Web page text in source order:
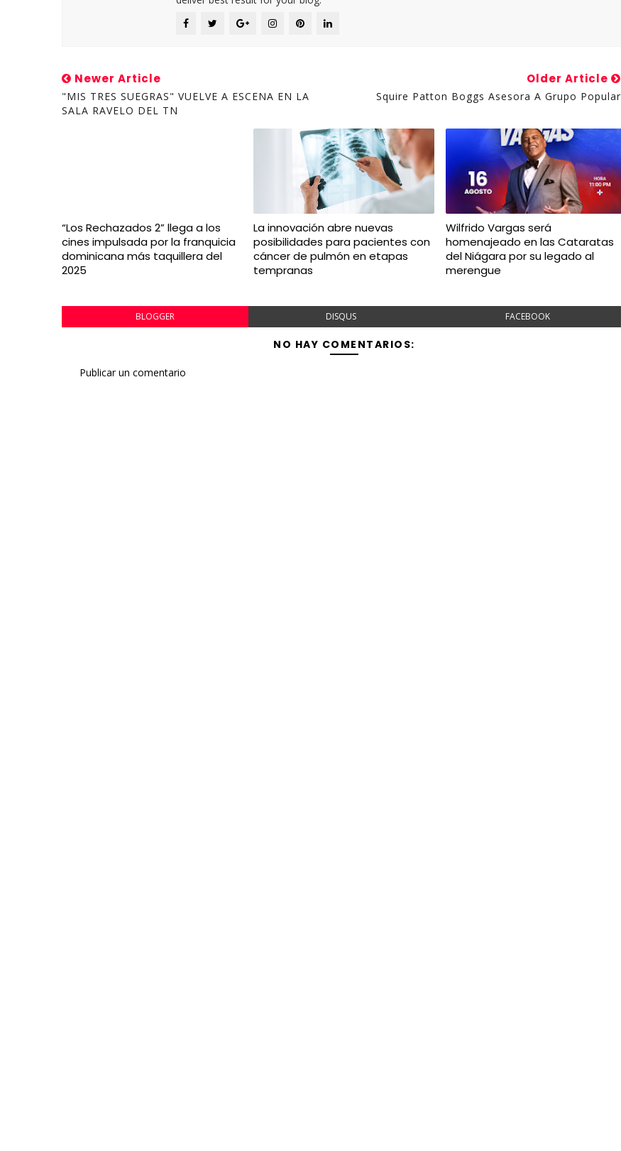
Newer Article
"MIS TRES SUEGRAS" VUELVE A ESCENA EN LA
SALA RAVELO DEL TN
Older Article
Squire Patton Boggs Asesora A Grupo Popular
“Los Rechazados 2” llega a los
cines impulsada por la franquicia
dominicana más taquillera del
2025
La innovación abre nuevas
posibilidades para pacientes con
cáncer de pulmón en etapas
tempranas
Wilfrido Vargas será
homenajeado en las Cataratas
del Niágara por su legado al
merengue
BLOGGER DISQUS FACEBOOK
NO HAY COMENTARIOS:
Publicar un comentario